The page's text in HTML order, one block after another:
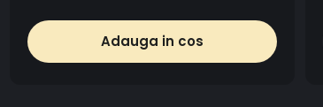
Adauga in cos